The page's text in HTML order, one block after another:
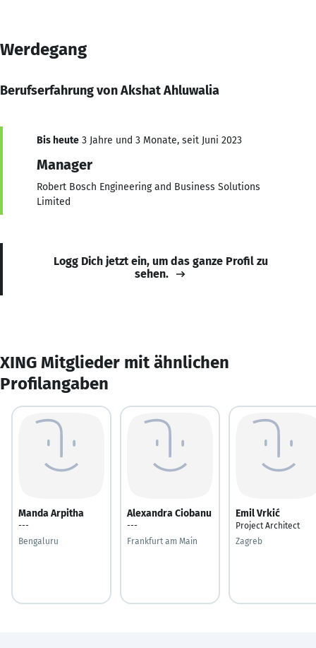
Werdegang
Berufserfahrung von Akshat Ahluwalia
Bis heute 3 Jahre und 3 Monate, seit Juni 2023
Manager
Robert Bosch Engineering and Business Solutions
Limited
Logg Dich jetzt ein, um das ganze Profil zu
sehen.
XING Mitglieder mit ähnlichen
Profilangaben
Manda Arpitha
---
Bengaluru
Alexandra Ciobanu
---
Frankfurt am Main
Emil Vrkić
Project Architect
Zagreb